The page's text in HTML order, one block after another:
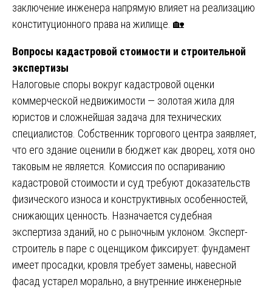
заключение инженера напрямую влияет на реализацию
конституционного права на жилище. 🏡
Вопросы кадастровой стоимости и строительной
экспертизы
Налоговые споры вокруг кадастровой оценки
коммерческой недвижимости — золотая жила для
юристов и сложнейшая задача для технических
специалистов. Собственник торгового центра заявляет,
что его здание оценили в бюджет как дворец, хотя оно
таковым не является. Комиссия по оспариванию
кадастровой стоимости и суд требуют доказательств
физического износа и конструктивных особенностей,
снижающих ценность. Назначается судебная
экспертиза зданий, но с рыночным уклоном. Эксперт-
строитель в паре с оценщиком фиксирует: фундамент
имеет просадки, кровля требует замены, навесной
фасад устарел морально, а внутренние инженерные